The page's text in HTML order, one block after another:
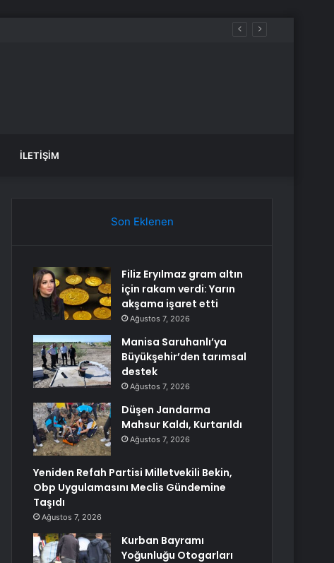
İLETIŞIM
Son Eklenen
Filiz Eryılmaz gram altın
için rakam verdi: Yarın
akşama işaret etti
Ağustos 7, 2026
Manisa Saruhanlı’ya
Büyükşehir’den tarımsal
destek
Ağustos 7, 2026
Düşen Jandarma
Mahsur Kaldı, Kurtarıldı
Ağustos 7, 2026
Yeniden Refah Partisi Milletvekili Bekin,
Obp Uygulamasını Meclis Gündemine
Taşıdı
Ağustos 7, 2026
Kurban Bayramı
Yoğunluğu Otogarları